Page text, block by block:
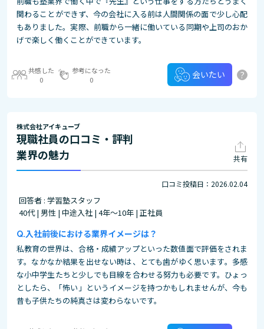
関わることができず、今の会社に入る前は人間関係の面で少し心配
もありました。実際、前職から一緒に働いている同期や上司のおか
げで楽しく働くことができています。
共感した
0
参考になった
0
会いたい ?
株式会社アイキューブ
現職社員の口コミ・評判
業界の魅力
共有
口コミ投稿日：2026.02.04
回答者 : 学習塾スタッフ
40代 | 男性 | 中途入社 | 4年～10年 | 正社員
入社前後における業界イメージは？
私教育の世界は、合格・成績アップといった数値面で評価をされま
す。なかなか結果を出せない時は、とても歯がゆく思います。多感
な小中学生たちと少しでも目線を合わせる努力も必要です。ひょっ
としたら、「怖い」というイメージを持つかもしれませんが、今も
昔も子供たちの純真さは変わらないです。